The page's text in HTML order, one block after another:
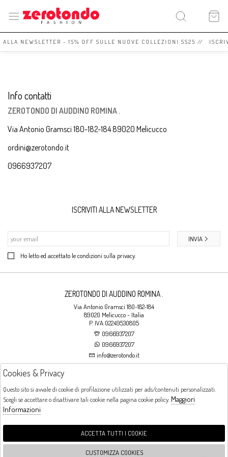
ALLA NEWSLETTER - 15% OFF SULLE NUOVE COLLEZIONI SS25 //
Info contatti
ZEROTONDO DI AUDDINO ROMINA .
Via Antonio Gramsci 180-182-184 89020 Melicucco
ordini@zerotondo.it
0966937207
ISCRIVITI ALLA NEWSLETTER
Ho letto ed accettato le condizioni sulla privacy.
INVIA
ZEROTONDO DI AUDDINO ROMINA .
Via Antonio Gramsci 180-182-184
89020 Melicucco - Italia
P. IVA:02249530805
0966937207
0966937207
info@zerotondo.it
Orari di apertura
LUNEDI: CHIUSO LA MATTINA - DALLE 16:00 ALLE 20:00 DAL MARTEDI AL
Cookies & Privacy
Questo sito si avvale di cookie di profilazione utilizzati per ads/contenuti personalizzati.
Scegli se accettare o disattivare tali cookie nella pagina cookie policy. Maggiori
Informazioni
ACCETTA TUTTI I COOKIE
CUSTOMIZZA COOKIES